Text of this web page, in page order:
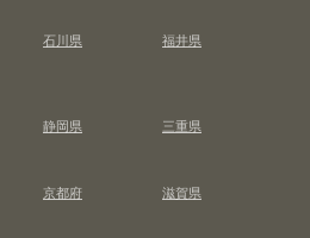
石川県
福井県
静岡県
三重県
京都府
滋賀県